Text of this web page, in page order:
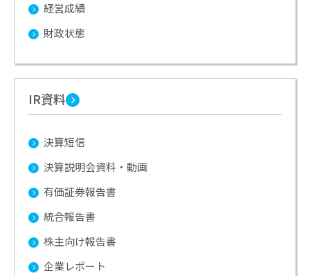
経営成績
財政状態
IR資料
決算短信
決算説明会資料・動画
有価証券報告書
統合報告書
株主向け報告書
企業レポート